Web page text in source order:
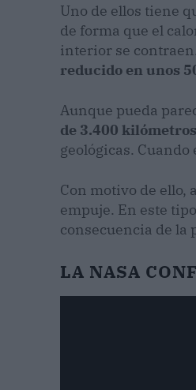
Uno de ellos tiene
de forma que el
interior se
reducido en unos
Aunque pueda
de 3.400
geológicas.
Con motivo de ello,
empuje. En este
consecuencia de la
LA NASA